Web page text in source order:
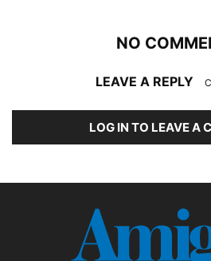
NO
LEAVE A REPLY
LOG IN TO LEAVE A